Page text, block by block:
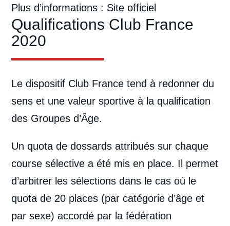
Plus d’informations : Site officiel
Qualifications Club France
2020
Le dispositif Club France tend à redonner du
sens et une valeur sportive à la qualification
des Groupes d’Âge.
Un quota de dossards attribués sur chaque
course sélective a été mis en place. Il permet
d’arbitrer les sélections dans le cas où le
quota de 20 places (par catégorie d’âge et
par sexe) accordé par la fédération